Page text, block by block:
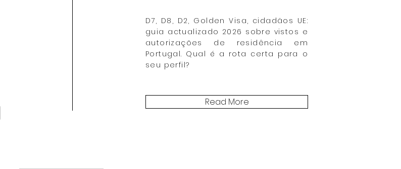
D7, D8, D2, Golden Visa, cidadãos UE:
guia actualizado 2026 sobre vistos e
autorizações de residência em
Portugal. Qual é a rota certa para o
seu perfil?
Read More